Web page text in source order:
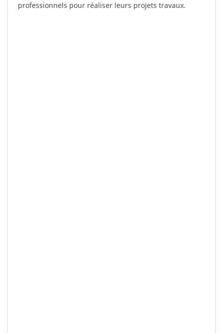
professionnels pour réaliser leurs projets travaux.